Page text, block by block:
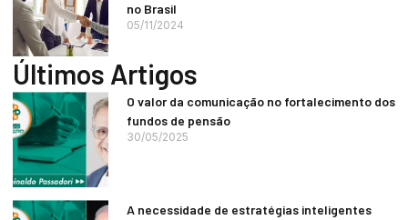
no Brasil
05/11/2024
Últimos Artigos
O valor da comunicação no fortalecimento dos
fundos de pensão
30/05/2025
A necessidade de estratégias inteligentes